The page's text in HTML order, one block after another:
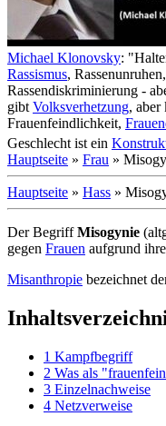
Michael Klonovsky:
Rassismus, Rassenunruhen,
Rassendiskriminierung -
gibt Volksverhetzung, aber
Frauen­feindlichkeit,
Geschlecht ist ein
Hauptseite » Frau »
Hauptseite » Hass »
Der BegriffMisogynie
gegen Frauen aufgrund
Misanthropie bezeichnet
1 Kampfbegriff
2 Was als
3 Einzelnachweise
4 Netzverweise